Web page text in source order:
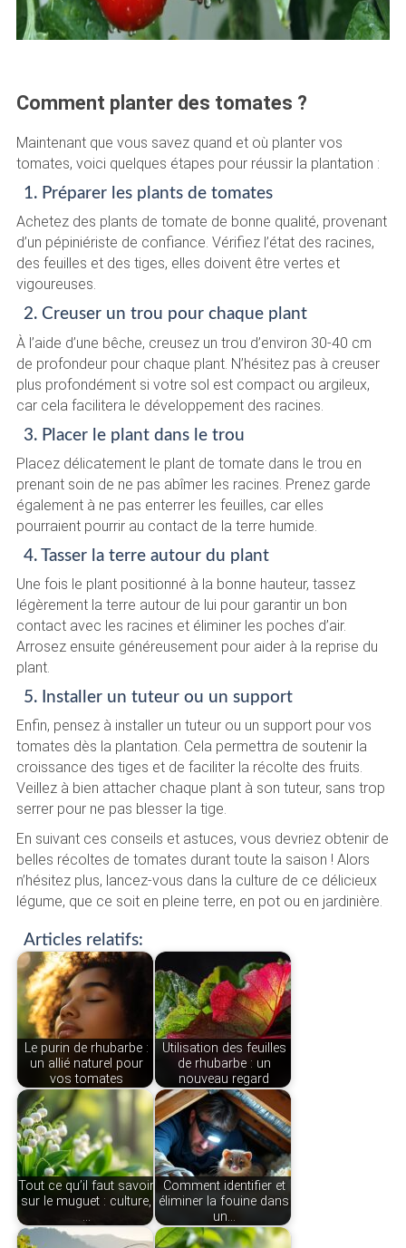
Comment planter des tomates ?
Maintenant que vous savez quand et où planter vos
tomates, voici quelques étapes pour réussir la plantation :
1. Préparer les plants de tomates
Achetez des plants de tomate de bonne qualité, provenant
d’un pépiniériste de confiance. Vérifiez l’état des racines,
des feuilles et des tiges, elles doivent être vertes et
vigoureuses.
2. Creuser un trou pour chaque plant
À l’aide d’une bêche, creusez un trou d’environ 30-40 cm
de profondeur pour chaque plant. N’hésitez pas à creuser
plus profondément si votre sol est compact ou argileux,
car cela facilitera le développement des racines.
3. Placer le plant dans le trou
Placez délicatement le plant de tomate dans le trou en
prenant soin de ne pas abîmer les racines. Prenez garde
également à ne pas enterrer les feuilles, car elles
pourraient pourrir au contact de la terre humide.
4. Tasser la terre autour du plant
Une fois le plant positionné à la bonne hauteur, tassez
légèrement la terre autour de lui pour garantir un bon
contact avec les racines et éliminer les poches d’air.
Arrosez ensuite généreusement pour aider à la reprise du
plant.
5. Installer un tuteur ou un support
Enfin, pensez à installer un tuteur ou un support pour vos
tomates dès la plantation. Cela permettra de soutenir la
croissance des tiges et de faciliter la récolte des fruits.
Veillez à bien attacher chaque plant à son tuteur, sans trop
serrer pour ne pas blesser la tige.
En suivant ces conseils et astuces, vous devriez obtenir de
belles récoltes de tomates durant toute la saison ! Alors
n’hésitez plus, lancez-vous dans la culture de ce délicieux
légume, que ce soit en pleine terre, en pot ou en jardinière.
Articles relatifs:
Le purin de rhubarbe :
un allié naturel pour
vos tomates
Utilisation des feuilles
de rhubarbe : un
nouveau regard
Tout ce qu’il faut savoir
sur le muguet : culture,
…
Comment identifier et
éliminer la fouine dans
un…